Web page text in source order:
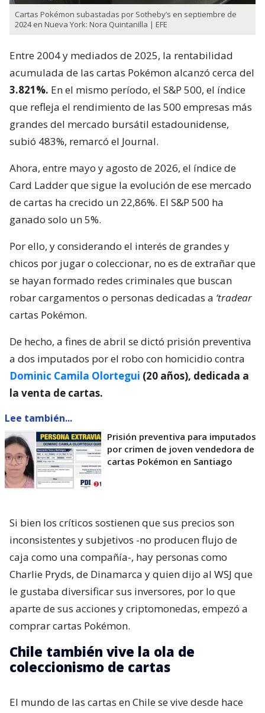
Cartas Pokémon subastadas por Sotheby’s en septiembre de
2024 en Nueva York: Nora Quintanilla | EFE
Entre 2004 y mediados de 2025, la rentabilidad
acumulada de las cartas Pokémon alcanzó cerca del
3.821%. En el mismo período, el S&P 500, el índice
que refleja el rendimiento de las 500 empresas más
grandes del mercado bursátil estadounidense,
subió 483%, remarcó el Journal.
Ahora, entre mayo y agosto de 2026, el índice de
Card Ladder que sigue la evolución de ese mercado
de cartas ha crecido un 22,86%. El S&P 500 ha
ganado solo un 5%.
Por ello, y considerando el interés de grandes y
chicos por jugar o coleccionar, no es de extrañar que
se hayan formado redes criminales que buscan
robar cargamentos o personas dedicadas a ‘tradear
cartas Pokémon.
De hecho, a fines de abril se dictó prisión preventiva
a dos imputados por el robo con homicidio contra
Dominic Camila Olortegui (20 años), dedicada a
la venta de cartas.
Lee también...
Prisión preventiva para imputados
por crimen de joven vendedora de
cartas Pokémon en Santiago
Si bien los críticos sostienen que sus precios son
inconsistentes y subjetivos -no producen flujo de
caja como una compañía-, hay personas como
Charlie Pryds, de Dinamarca y quien dijo al WSJ que
le gustaba diversificar sus inversores, por lo que
aparte de sus acciones y criptomonedas, empezó a
comprar cartas Pokémon.
Chile también vive la ola de
coleccionismo de cartas
El mundo de las cartas en Chile se vive desde hace